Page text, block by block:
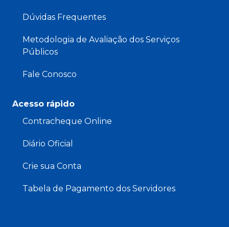
Dúvidas Frequentes
Metodologia de Avaliação dos Serviços
Públicos
Fale Conosco
Acesso rápido
Contracheque Online
Diário Oficial
Crie sua Conta
Tabela de Pagamento dos Servidores